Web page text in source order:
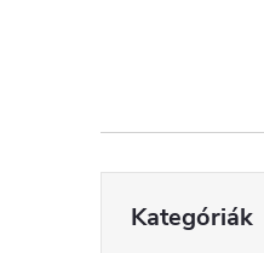
l
sátugrása
Kategóriák